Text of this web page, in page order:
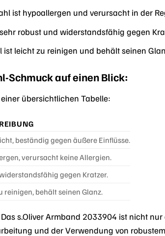
ist hypoallergen und verursacht in der
robust und widerstandsfähig gegen
ist leicht zu reinigen und behält seinen
Schmuck auf einen Blick:
übersichtlichen Tabelle:
beständig gegen äußere Einflüsse.
verursacht keine Allergien.
gegen Kratzer.
reinigen, behält seinen Glanz.
s.Oliver Armband 2033904 ist nicht
und der Verwendung von